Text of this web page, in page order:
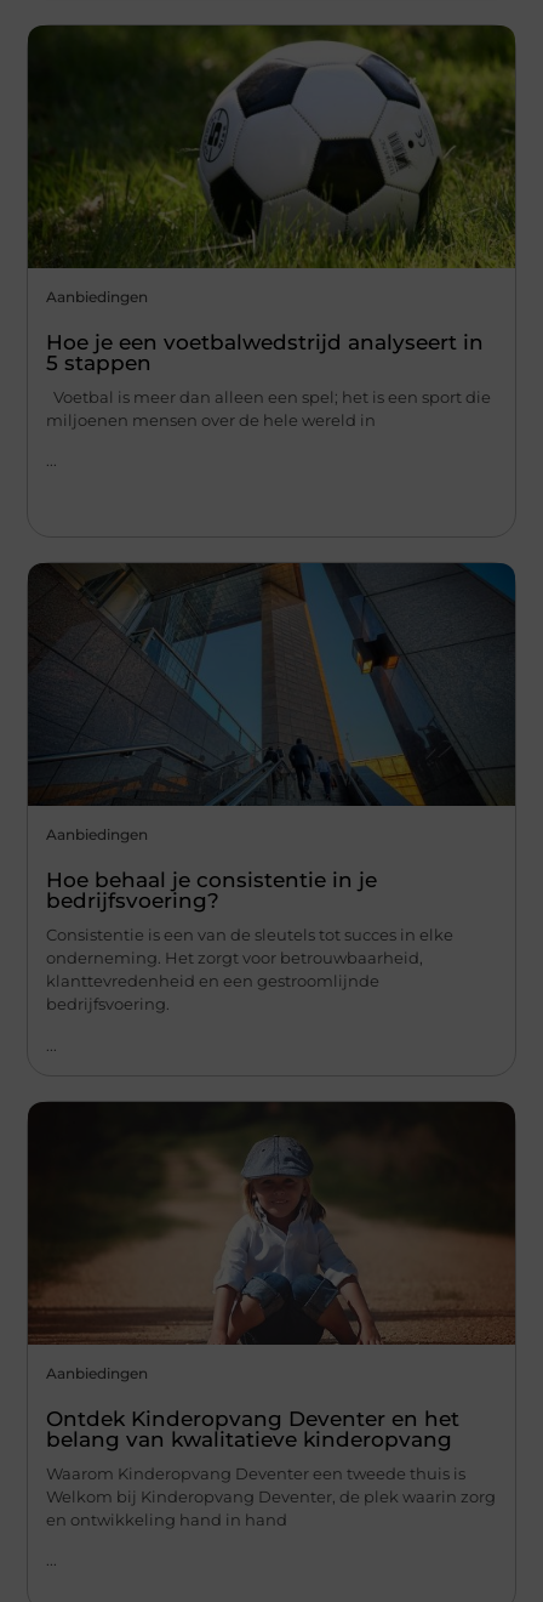
Aanbiedingen
Hoe je een voetbalwedstrijd analyseert in
5 stappen
Voetbal is meer dan alleen een spel; het is een sport die
miljoenen mensen over de hele wereld in
...
Aanbiedingen
Hoe behaal je consistentie in je
bedrijfsvoering?
Consistentie is een van de sleutels tot succes in elke
onderneming. Het zorgt voor betrouwbaarheid,
klanttevredenheid en een gestroomlijnde
bedrijfsvoering.
Aanbiedingen
Ontdek Kinderopvang Deventer en het
belang van kwalitatieve kinderopvang
Waarom Kinderopvang Deventer een tweede thuis is
Welkom bij Kinderopvang Deventer, de plek waarin zorg
en ontwikkeling hand in hand
...